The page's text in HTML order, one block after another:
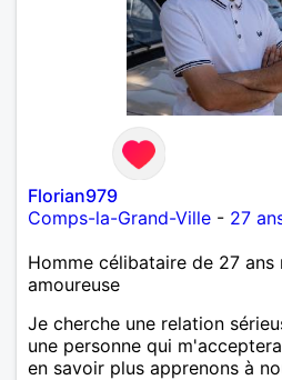
Florian979
Comps-la-Grand-Ville - 27
Homme célibataire de 27
amoureuse
Je cherche une relation
une personne qui
en savoir plus apprenons à